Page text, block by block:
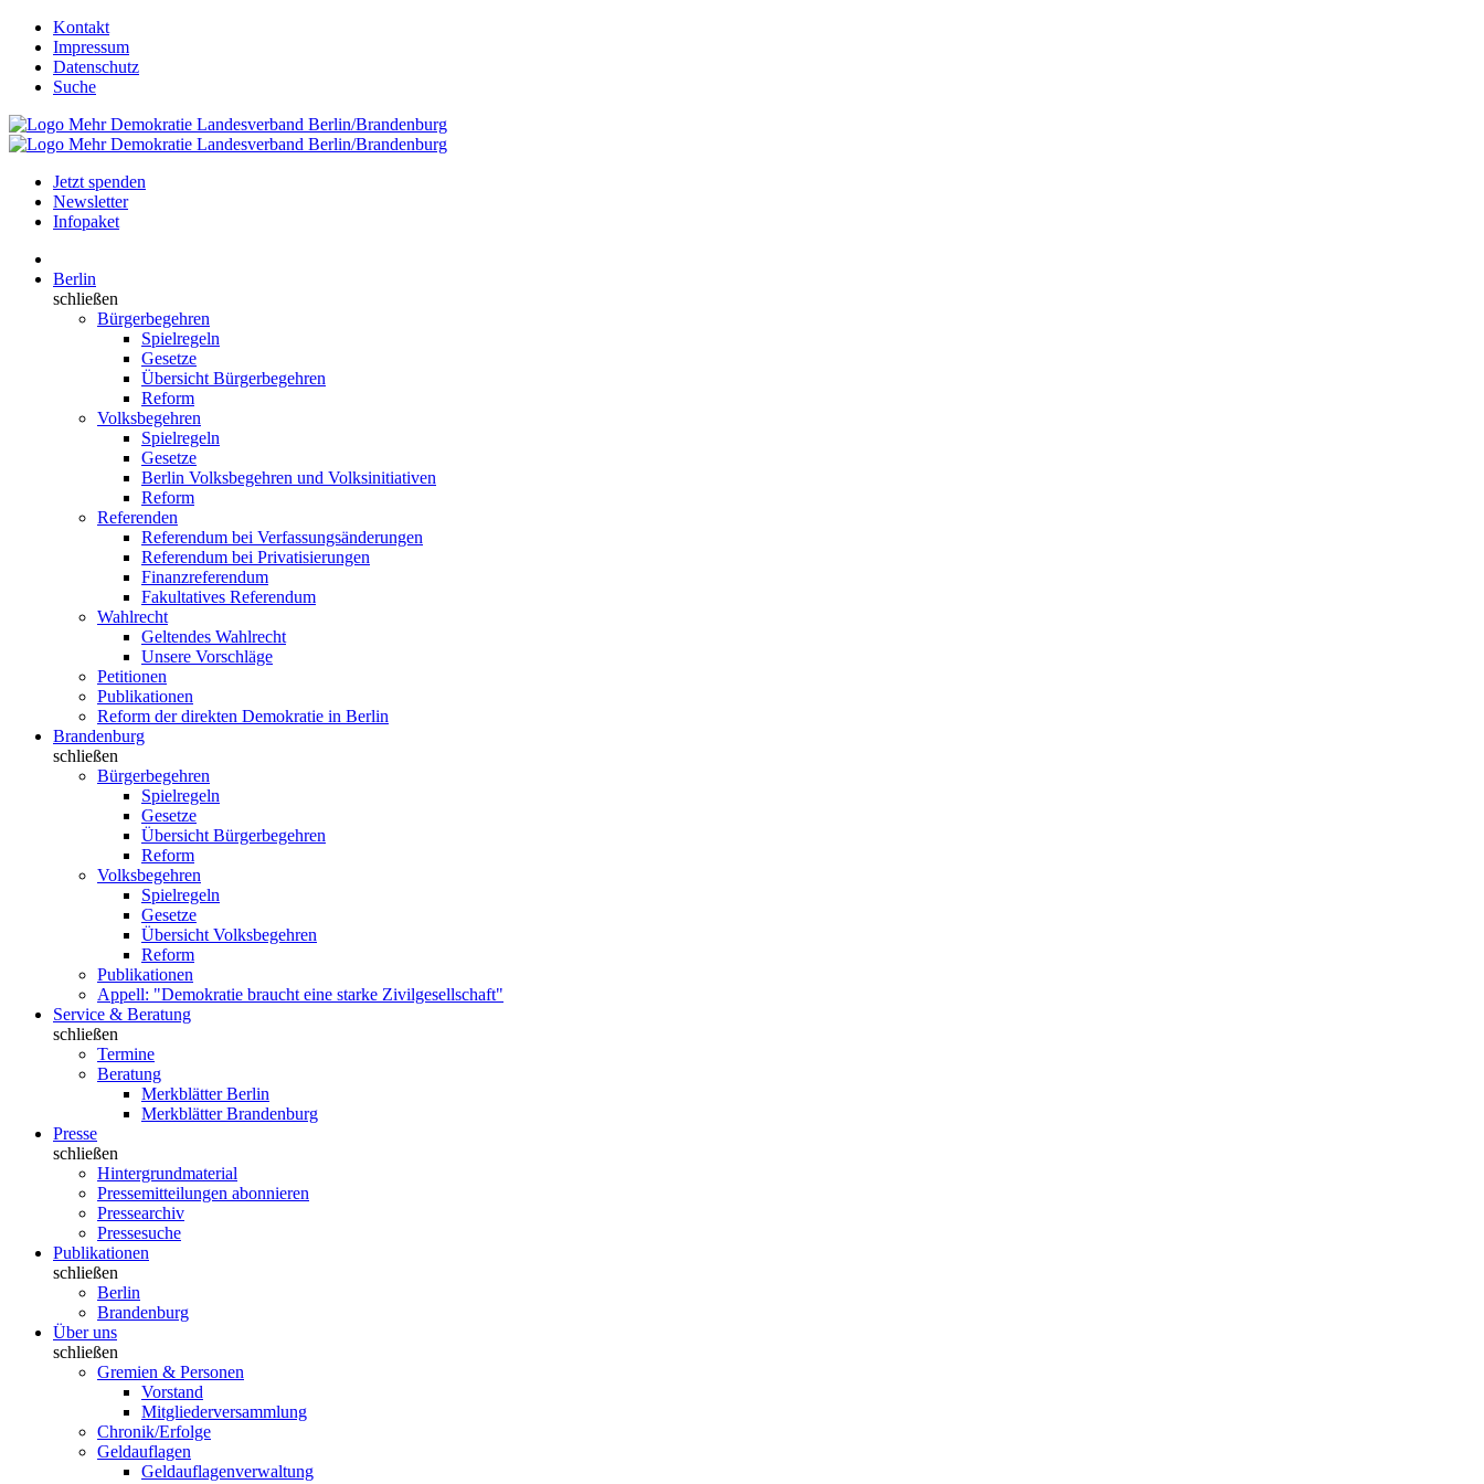
Kontakt
Impressum
Datenschutz
Suche
Jetzt spenden
Newsletter
Infopaket
Berlin
schließen
Bürgerbegehren
Spielregeln
Gesetze
Übersicht Bürgerbegehren
Reform
Volksbegehren
Spielregeln
Gesetze
Berlin Volksbegehren und Volksinitiativen
Reform
Referenden
Referendum bei Verfassungsänderungen
Referendum bei Privatisierungen
Finanzreferendum
Fakultatives Referendum
Wahlrecht
Geltendes Wahlrecht
Unsere Vorschläge
Petitionen
Publikationen
Reform der direkten Demokratie in Berlin
Brandenburg
schließen
Bürgerbegehren
Spielregeln
Gesetze
Übersicht Bürgerbegehren
Reform
Volksbegehren
Spielregeln
Gesetze
Übersicht Volksbegehren
Reform
Publikationen
Appell: "Demokratie braucht eine starke Zivilgesellschaft"
Service & Beratung
schließen
Termine
Beratung
Merkblätter Berlin
Merkblätter Brandenburg
Presse
schließen
Hintergrundmaterial
Pressemitteilungen abonnieren
Pressearchiv
Pressesuche
Publikationen
schließen
Berlin
Brandenburg
Über uns
schließen
Gremien & Personen
Vorstand
Mitgliederversammlung
Chronik/Erfolge
Geldauflagen
Geldauflagenverwaltung